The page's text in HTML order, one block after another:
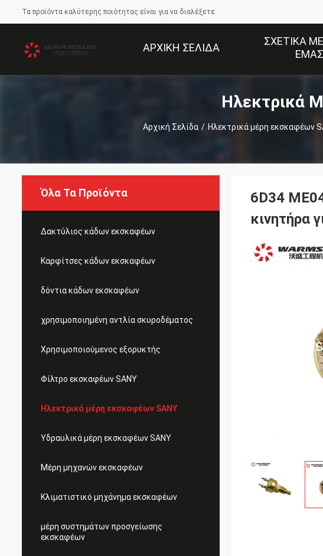
Τα προϊόντα καλύτερης ποιότητας είναι για να διαλέξετε
ΑΡΧΙΚΉ ΣΕΛΊΔΑ
ΣΧΕΤΙΚΆ ΜΕ
ΕΜΆΣ
Ηλεκτρικά
Αρχική Σελίδα / Ηλεκτρικά μέρη εκσκαφέων
Όλα Τα Προϊόντα
Δακτύλιος κάδων εκσκαφέων
Καρφίτσες κάδων εκσκαφέων
δόντια κάδων εκσκαφέων
χρησιμοποιημένη αντλία σκυροδέματος
Χρησιμοποιούμενος εξορυκτής
Φίλτρο εκσκαφέων SANY
Ηλεκτρικά μέρη εκσκαφέων SANY
Υδραυλικά μέρη εκσκαφέων SANY
Μέρη μηχανών εκσκαφέων
Κλιματιστικό μηχάνημα εκσκαφέων
μέρη συστημάτων προσγείωσης
εκσκαφέων
6D34
κινητήρα